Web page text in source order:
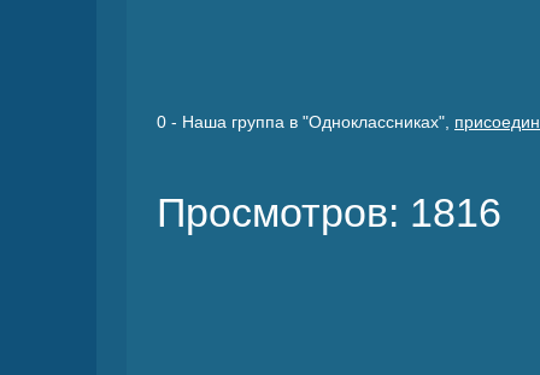
0 - Наша группа в "Одноклассниках",
Просмотров: 1816